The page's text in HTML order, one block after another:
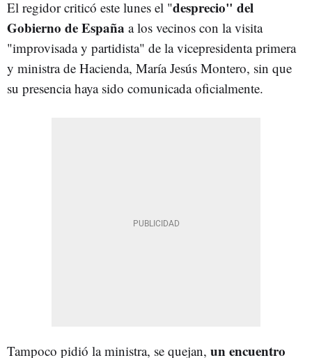
El regidor criticó este lunes el "desprecio" del
Gobierno de España a los vecinos con la visita
"improvisada y partidista" de la vicepresidenta primera
y ministra de Hacienda, María Jesús Montero, sin que
su presencia haya sido comunicada oficialmente.
Tampoco pidió la ministra, se quejan, un encuentro